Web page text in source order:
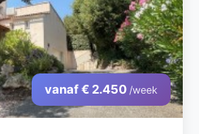
vanaf € 2.450 /week